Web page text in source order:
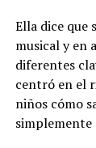
Ella dice que
musical y en
diferentes
centró en el
niños cómo